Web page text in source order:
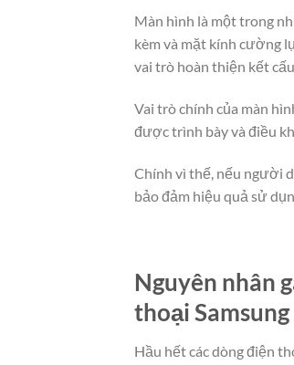
Màn hình là một trong
kèm và mặt kính cường
vai trò hoàn thiện kết
Vai trò chính của màn
được trình bày và điều
Chính vì thế, nếu người
bảo đảm hiệu quả sử
Nguyên nhân
thoại
Hầu hết các dòng điện